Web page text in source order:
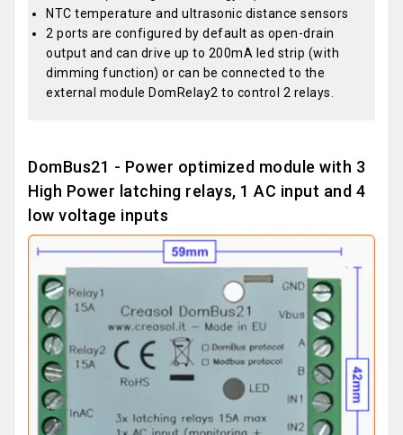
NTC temperature and ultrasonic distance sensors
2 ports are configured by default as open-drain
output and can drive up to 200mA led strip (with
dimming function) or can be connected to the
external module DomRelay2 to control 2 relays.
DomBus21 - Power optimized module with 3
High Power latching relays, 1 AC input and 4
low voltage inputs